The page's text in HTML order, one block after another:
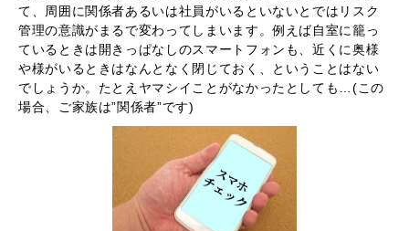
て、周囲に関係者あるいは社員がいるといないとではリスク
管理の意識がまるで変わってしまいます。例えば自室に籠っ
ているときは開きっぱなしのスマートフォンも、近くに奥様
や様がいるときはなんとなく閉じておく、ということはない
でしょうか。たとえヤマシイことがなかったとしても…(この
場合、ご家族は”関係者”です)